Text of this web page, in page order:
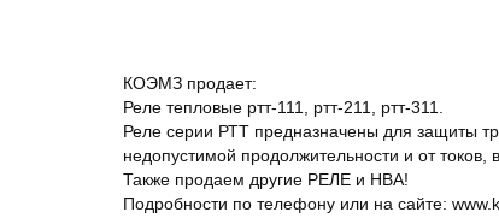
КОЭМЗ продает:
Реле тепловые ртт-111, ртт-211, ртт-311.
Реле серии РТТ предназначены для защиты
недопустимой продолжительности и от
Также продаем другие РЕЛЕ и НВА!
Подробности по телефону или на сайте: